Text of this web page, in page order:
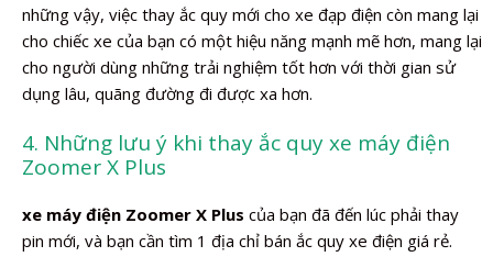
những vậy, việc thay ắc quy mới cho xe đạp điện còn mang lại
cho chiếc xe của bạn có một hiệu năng mạnh mẽ hơn, mang lại
cho người dùng những trải nghiệm tốt hơn với thời gian sử
dụng lâu, quãng đường đi được xa hơn.
4. Những lưu ý khi thay ắc quy xe máy điện
Zoomer X Plus
xe máy điện Zoomer X Plus của bạn đã đến lúc phải thay
pin mới, và bạn cần tìm 1 địa chỉ bán ắc quy xe điện giá rẻ.